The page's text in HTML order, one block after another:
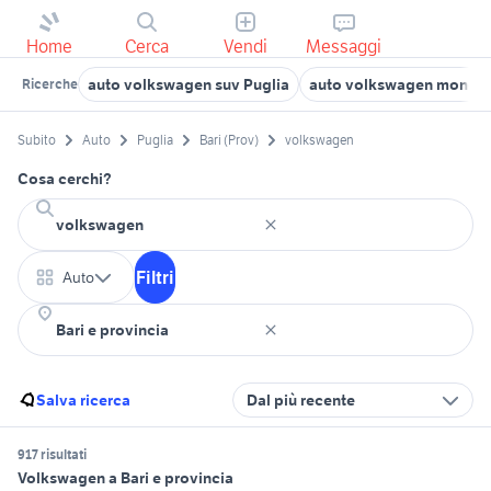
Home Cerca Vendi Messaggi
Ricerche auto volkswagen suv Puglia auto volkswagen
Subito Auto Puglia Bari (Prov) volkswagen
Cosa cerchi?
Auto Filtri
Salva ricerca Dal più recente
917 risultati
Volkswagen a Bari e provincia